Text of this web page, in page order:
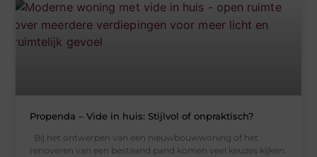
Propenda – Vide in huis: Stijlvol of onpraktisch?
Bij het ontwerpen van een nieuwbouwwoning of het
renoveren van een bestaand pand komen veel keuzes kijken.